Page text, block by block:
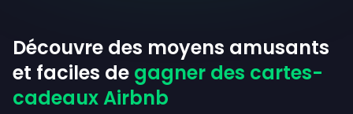
Découvre des moyens amusants
et faciles de gagner des cartes-
cadeaux Airbnb